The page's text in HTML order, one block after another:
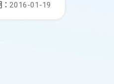
2016-01-19